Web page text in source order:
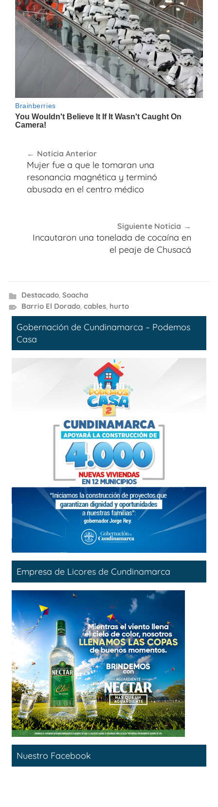
de
entradas
Noticia Anterior
Mujer fue a que le tomaran una
resonancia magnética y terminó
abusada en el centro médico
Siguiente Noticia
Incautaron una tonelada de cocaína en
el peaje de Chusacá
Destacado, Soacha
Barrio El Dorado, cables, hurto
Gobernación de Cundinamarca – Podemos
Casa
Empresa de Licores de Cundinamarca
Nuestro Facebook